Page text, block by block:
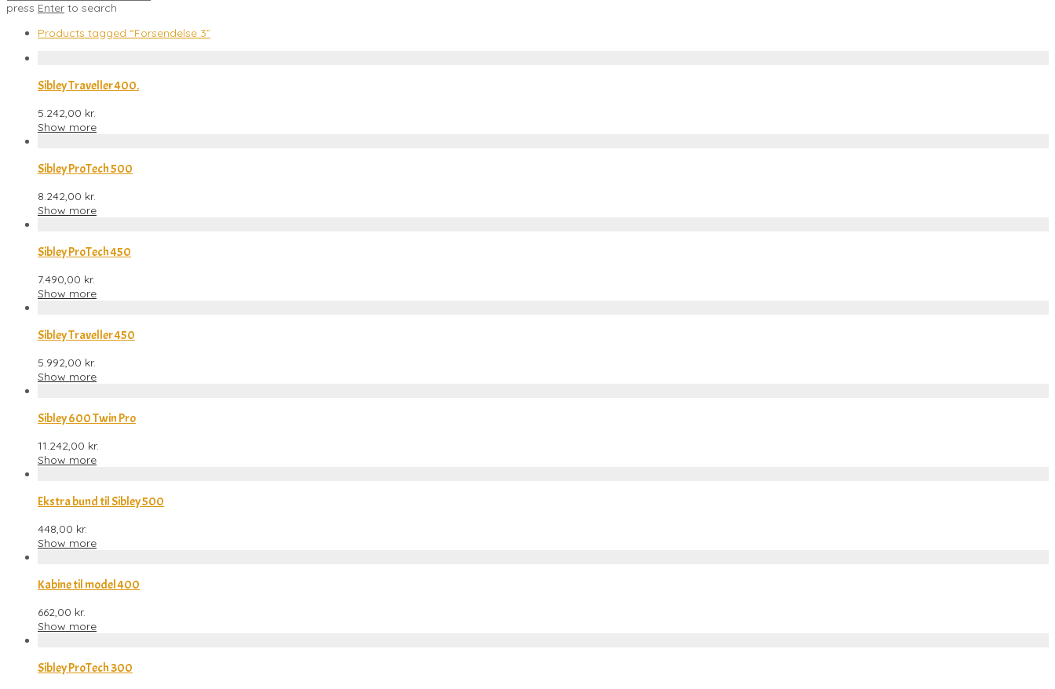
press Enter to search
Products tagged “Forsendelse 3”
Sibley Traveller 400.
5.242,00 kr.
Show more
Sibley ProTech 500
8.242,00 kr.
Show more
Sibley ProTech 450
7.490,00 kr.
Show more
Sibley Traveller 450
5.992,00 kr.
Show more
Sibley 600 Twin Pro
11.242,00 kr.
Show more
Ekstra bund til Sibley 500
448,00 kr.
Show more
Kabine til model 400
662,00 kr.
Show more
Sibley ProTech 300